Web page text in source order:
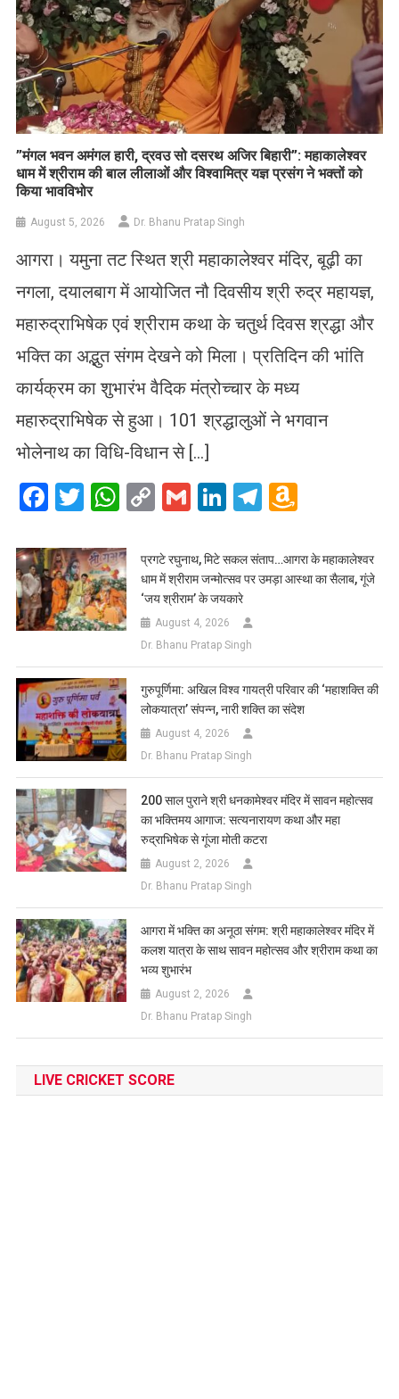
​”मंगल भवन अमंगल हारी, द्रवउ सो दसरथ अजिर बिहारी”: महाकालेश्वर
धाम में श्रीराम की बाल लीलाओं और विश्वामित्र यज्ञ प्रसंग ने भक्तों को
किया भावविभोर
August 5, 2026 Dr. Bhanu Pratap Singh
आगरा। यमुना तट स्थित श्री महाकालेश्वर मंदिर, बूढ़ी का
नगला, दयालबाग में आयोजित नौ दिवसीय श्री रुद्र महायज्ञ,
महारुद्राभिषेक एवं श्रीराम कथा के चतुर्थ दिवस श्रद्धा और
भक्ति का अद्भुत संगम देखने को मिला। प्रतिदिन की भांति
कार्यक्रम का शुभारंभ वैदिक मंत्रोच्चार के मध्य
महारुद्राभिषेक से हुआ। 101 श्रद्धालुओं ने भगवान
भोलेनाथ का विधि-विधान से […]
Facebook
Twitter
WhatsApp
CopyGmailLinkedIn
Telegram
List
प्रगटे रघुनाथ, मिटे सकल संताप…आगरा के महाकालेश्वर
धाम में श्रीराम जन्मोत्सव पर उमड़ा आस्था का सैलाब, गूंजे
‘जय श्रीराम’ के जयकारे
August 4, 2026
Dr. Bhanu Pratap Singh
गुरुपूर्णिमा: अखिल विश्व गायत्री परिवार की ‘महाशक्ति की
लोकयात्रा’ संपन्न, नारी शक्ति का संदेश
August 4, 2026
Dr. Bhanu Pratap Singh
200 साल पुराने श्री धनकामेश्वर मंदिर में सावन महोत्सव
का भक्तिमय आगाज: सत्यनारायण कथा और महा
रुद्राभिषेक से गूंजा मोती कटरा
August 2, 2026
Dr. Bhanu Pratap Singh
आगरा में भक्ति का अनूठा संगम: श्री महाकालेश्वर मंदिर में
कलश यात्रा के साथ सावन महोत्सव और श्रीराम कथा का
भव्य शुभारंभ
August 2, 2026
Dr. Bhanu Pratap Singh
LIVE CRICKET SCORE